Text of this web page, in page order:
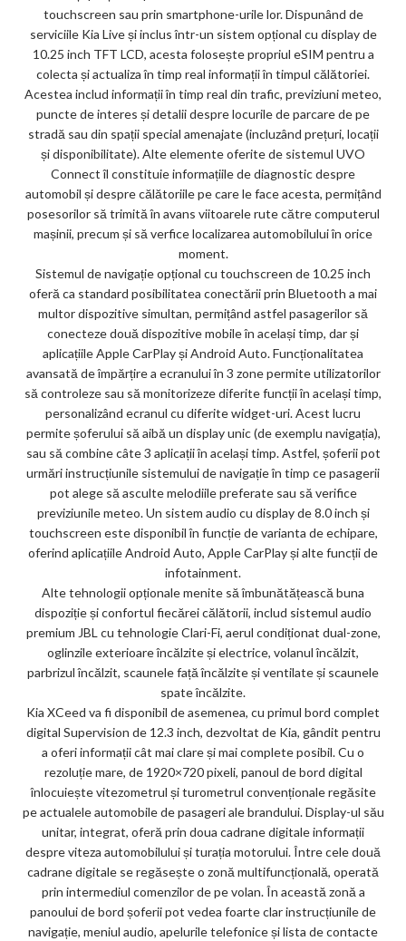
touchscreen sau prin smartphone-urile lor. Dispunând de
serviciile Kia Live și inclus într-un sistem opțional cu display de
10.25 inch TFT LCD, acesta folosește propriul eSIM pentru a
colecta și actualiza în timp real informații în timpul călătoriei.
Acestea includ informații în timp real din trafic, previziuni meteo,
puncte de interes și detalii despre locurile de parcare de pe
stradă sau din spații special amenajate (incluzând prețuri, locații
și disponibilitate). Alte elemente oferite de sistemul UVO
Connect îl constituie informațiile de diagnostic despre
automobil și despre călătoriile pe care le face acesta, permițând
posesorilor să trimită în avans viitoarele rute către computerul
mașinii, precum și să verfice localizarea automobilului în orice
moment.
Sistemul de navigație opțional cu touchscreen de 10.25 inch
oferă ca standard posibilitatea conectării prin Bluetooth a mai
multor dispozitive simultan, permițând astfel pasagerilor să
conecteze două dispozitive mobile în același timp, dar și
aplicațiile Apple CarPlay și Android Auto. Funcționalitatea
avansată de împărțire a ecranului în 3 zone permite utilizatorilor
să controleze sau să monitorizeze diferite funcții în același timp,
personalizând ecranul cu diferite widget-uri. Acest lucru
permite șoferului să aibă un display unic (de exemplu navigația),
sau să combine câte 3 aplicații în același timp. Astfel, șoferii pot
urmări instrucțiunile sistemului de navigație în timp ce pasagerii
pot alege să asculte melodiile preferate sau să verifice
previziunile meteo. Un sistem audio cu display de 8.0 inch și
touchscreen este disponibil în funcție de varianta de echipare,
oferind aplicațiile Android Auto, Apple CarPlay și alte funcții de
infotainment.
Alte tehnologii opționale menite să îmbunătățească buna
dispoziție și confortul fiecărei călătorii, includ sistemul audio
premium JBL cu tehnologie Clari-Fi, aerul condiționat dual-zone,
oglinzile exterioare încălzite și electrice, volanul încălzit,
parbrizul încălzit, scaunele față încălzite și ventilate și scaunele
spate încălzite.
Kia XCeed va fi disponibil de asemenea, cu primul bord complet
digital Supervision de 12.3 inch, dezvoltat de Kia, gândit pentru
a oferi informații cât mai clare și mai complete posibil. Cu o
rezoluție mare, de 1920×720 pixeli, panoul de bord digital
înlocuiește vitezometrul și turometrul convenționale regăsite
pe actualele automobile de pasageri ale brandului. Display-ul său
unitar, integrat, oferă prin doua cadrane digitale informații
despre viteza automobilului și turația motorului. Între cele două
cadrane digitale se regăsește o zonă multifuncțională, operată
prin intermediul comenzilor de pe volan. În această zonă a
panoului de bord șoferii pot vedea foarte clar instrucțiunile de
navigație, meniul audio, apelurile telefonice și lista de contacte